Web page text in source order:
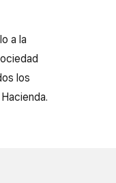
a la
los